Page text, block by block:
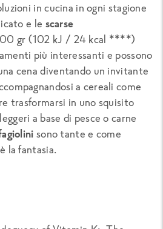
in cucina in ogni stagione
e le scarse
gr (102 kJ / 24 kcal ****)
più interessanti e possono
cena diventando un invitante
a cereali come
trasformarsi in uno squisito
a base di pesce o carne
sono tante e come
la fantasia.